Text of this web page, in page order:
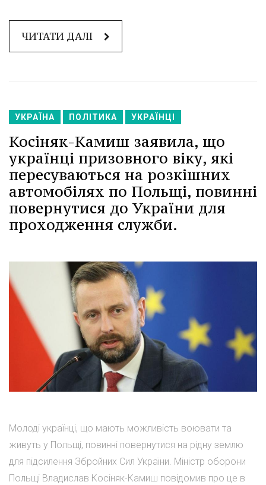
ЧИТАТИ ДАЛІ
УКРАЇНА ПОЛІТИКА УКРАЇНЦІ
Косіняк-Камиш заявила, що
українці призовного віку, які
пересуваються на розкішних
автомобілях по Польщі, повинні
повернутися до України для
проходження служби.
Молоді українці, що мають можливість воювати та
живуть у Польщі, повинні повернутися на рідну землю
для підсилення Збройних Сил України. Міністр оборони
Польщі Владислав Косіняк-Камиш повідомив про це в